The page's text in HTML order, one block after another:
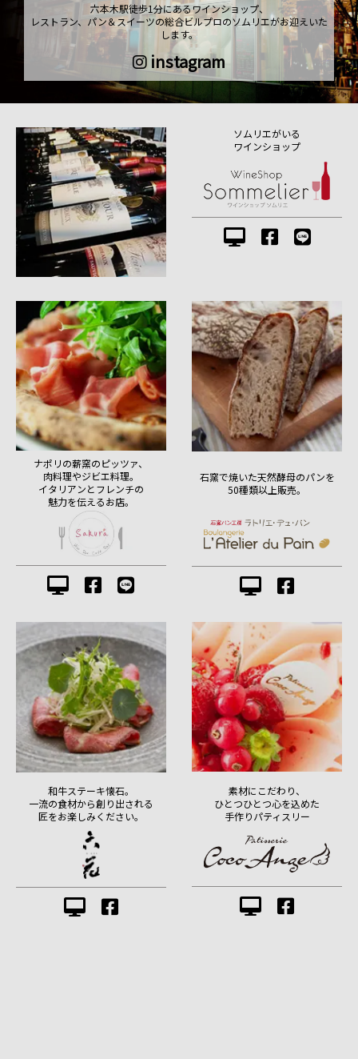
六本木駅徒歩1分にあるワインショップ、
レストラン、パン＆スイーツの総合ビルプロのソムリエがお迎えいた
します。
instagram
ソムリエがいる
ワインショップ
ナポリの薪窯のピッツァ、
肉料理やジビエ料理。
イタリアンとフレンチの
魅力を伝えるお店。
石窯で焼いた天然酵母のパンを
50種類以上販売。
和牛ステーキ懐石。
一流の食材から創り出される
匠をお楽しみください。
素材にこだわり、
ひとつひとつ心を込めた
手作りパティスリー